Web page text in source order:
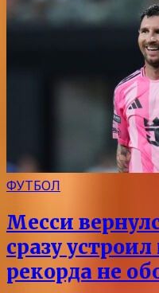
ФУТБОЛ
Месси
сразу
рекорда не